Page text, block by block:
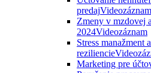
predajVideozáznam
Zmeny v mzdovej
2024Videozáznam
Stress manažment
reziliencie
Marketing pre